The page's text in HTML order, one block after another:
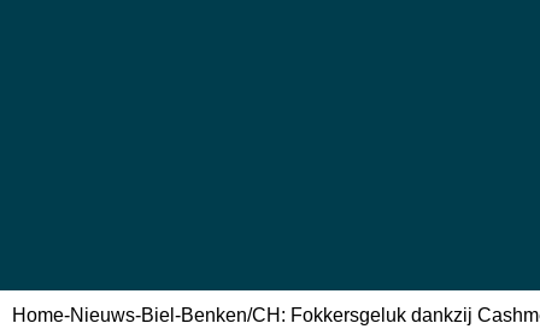
Home-Nieuws-Biel-Benken/CH: Fokkersgeluk dankzij